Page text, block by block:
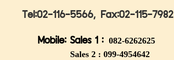
Tel:02-116-5566, Fax:02-115-7982
Mobile: Sales 1 : 082-6262625
Sales 2 : 099-4954642